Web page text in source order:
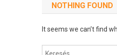
NOTHING FOUND
It seems we can’t find
Keresés: